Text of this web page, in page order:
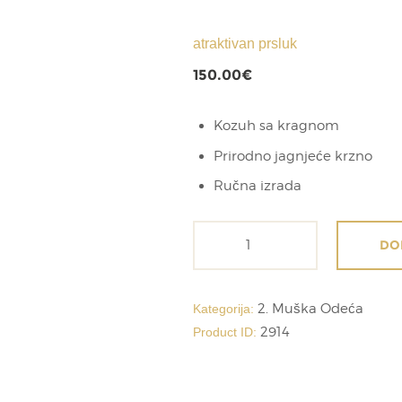
atraktivan prsluk
150.00€
Kozuh sa kragnom
Prirodno jagnjeće krzno
Ručna izrada
Kategorija: 2. Muška Odeća
Product ID: 2914